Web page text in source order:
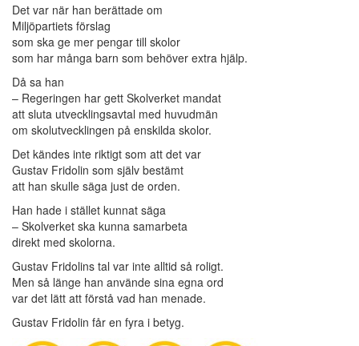
Det var när han berättade om
Miljöpartiets förslag
som ska ge mer pengar till skolor
som har många barn som behöver extra hjälp.
Då sa han
– Regeringen har gett Skolverket mandat
att sluta utvecklingsavtal med huvudmän
om skolutvecklingen på enskilda skolor.
Det kändes inte riktigt som att det var
Gustav Fridolin som själv bestämt
att han skulle säga just de orden.
Han hade i stället kunnat säga
– Skolverket ska kunna samarbeta
direkt med skolorna.
Gustav Fridolins tal var inte alltid så roligt.
Men så länge han använde sina egna ord
var det lätt att förstå vad han menade.
Gustav Fridolin får en fyra i betyg.